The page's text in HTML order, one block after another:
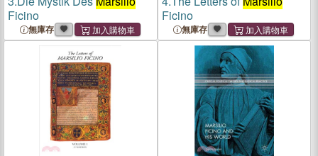
Ficino
無庫存
Ficino
無庫存